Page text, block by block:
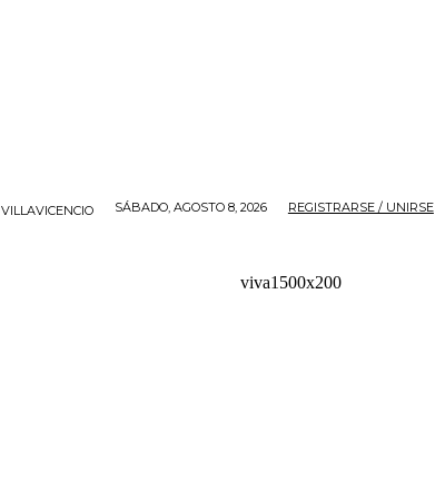
VILLAVICENCIO SÁBADO, AGOSTO 8, 2026 REGISTRARSE / UNIRSE
viva1500x200